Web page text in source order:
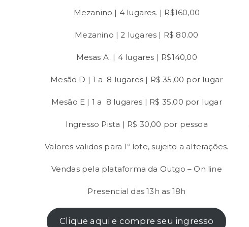
Mezanino | 4 lugares. | R$160,00
Mezanino | 2 lugares | R$ 80.00
Mesas A. | 4 lugares | R$140,00
Mesão D | 1 a 8 lugares | R$ 35,00 por lugar
Mesão E | 1 a 8 lugares | R$ 35,00 por lugar
Ingresso Pista | R$ 30,00 por pessoa
Valores validos para 1º lote, sujeito a alterações.
Vendas pela plataforma da Outgo – On line
Presencial das 13h as 18h
Clique aqui e compre seu ingresso